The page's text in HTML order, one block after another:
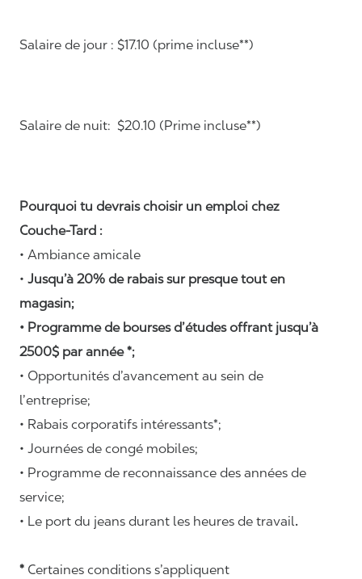
Salaire de jour : $17.10 (prime incluse**)
Salaire de nuit: $20.10 (Prime incluse**)
Pourquoi tu devrais choisir un emploi chez
Couche-Tard :
• Ambiance amicale
• Jusqu’à 20% de rabais sur presque tout en
magasin;
• Programme de bourses d’études offrant jusqu’à
2500$ par année *;
• Opportunités d’avancement au sein de
l’entreprise;
• Rabais corporatifs intéressants*;
• Journées de congé mobiles;
• Programme de reconnaissance des années de
service;
• Le port du jeans durant les heures de travail.
* Certaines conditions s’appliquent